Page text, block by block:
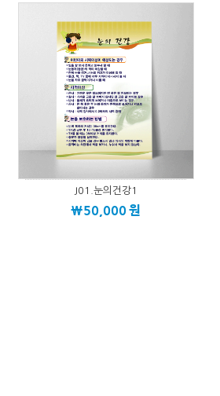
J01.눈의건강1
\50,000원